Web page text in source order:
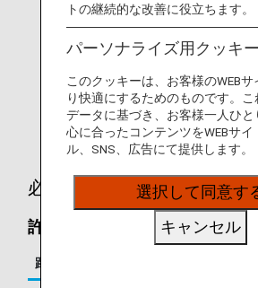
他の航空会社の運航便、および他
予約いただいたANA運航便は、対
旅程に国際線との乗り継ぎが含ま
物ルールが適用される国内区間も対
当ルールは、ANA運航便が就航す
れます。
必要なマイル数
許容個数の超過：
路線 超過手荷物1
トの継続的な改善に役立ちます。
パーソナライズ用クッキー
このクッキーは、お客様のWEBサ
り快適にするためのものです。
データに基づき、お客様一人ひと
心に合ったコンテンツをWEBサイ
ル、SNS、広告にて提供します。
選択して同意す
キャンセル